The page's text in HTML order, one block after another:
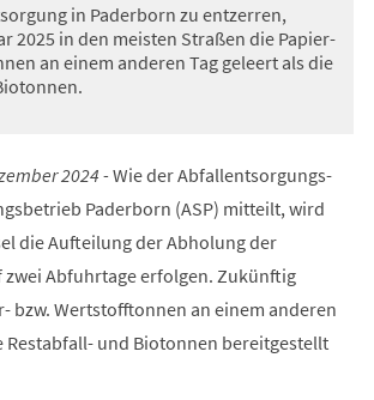
in Paderborn zu entzerren,
2025 in den meisten Straßen die Papier-
an einem anderen Tag geleert als die
2024 -Wie der Abfallentsorgungs-
Paderborn (ASP) mitteilt, wird
die Aufteilung der Abholung der
Abfuhrtage erfolgen. Zukünftig
bzw. Wertstofftonnen an einem anderen
Restabfall- und Biotonnen bereitgestellt